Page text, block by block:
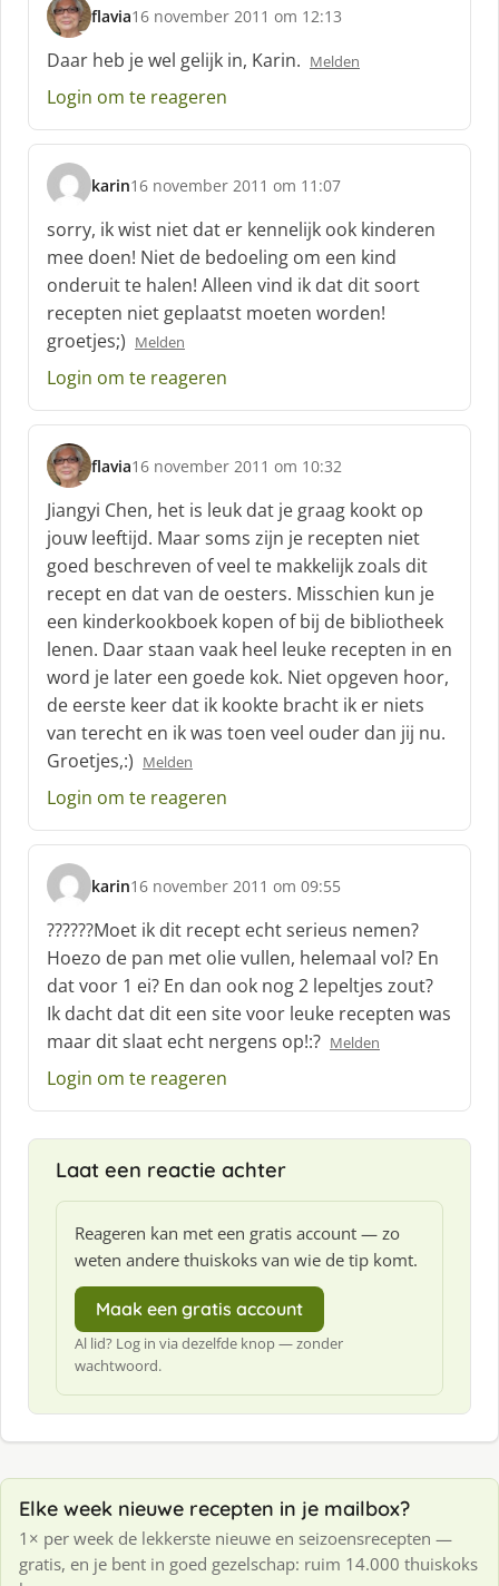
flavia
s
c
h
r
e
f
:
16 november 2011 om 12:13
Daar heb je wel gelijk in, Karin. Melden
Login om te reageren
karin
s
h
r
e
e
f
16 november 2011 om 11:07
sorry, ik wist niet dat er kennelijk ook kinderen
mee doen! Niet de bedoeling om een kind
onderuit te halen! Alleen vind ik dat dit soort
recepten niet geplaatst moeten worden!
groetjes;) Melden
Login om te reageren
flavia
s
c
h
r
e
e
f
:
16 november 2011 om 10:32
Jiangyi Chen, het is leuk dat je graag kookt op
jouw leeftijd. Maar soms zijn je recepten niet
goed beschreven of veel te makkelijk zoals dit
recept en dat van de oesters. Misschien kun je
een kinderkookboek kopen of bij de bibliotheek
lenen. Daar staan vaak heel leuke recepten in en
word je later een goede kok. Niet opgeven hoor,
de eerste keer dat ik kookte bracht ik er niets
van terecht en ik was toen veel ouder dan jij nu.
Groetjes,:) Melden
Login om te reageren
karin
s
c
h
r
e
e
f
16 november 2011 om 09:55
??????Moet ik dit recept echt serieus nemen?
Hoezo de pan met olie vullen, helemaal vol? En
dat voor 1 ei? En dan ook nog 2 lepeltjes zout?
Ik dacht dat dit een site voor leuke recepten was
maar dit slaat echt nergens op!:? Melden
Login om te reageren
Laat een reactie achter
Reageren kan met een gratis account — zo
weten andere thuiskoks van wie de tip komt.
Maak een gratis account
Al lid? Log in via dezelfde knop — zonder
wachtwoord.
Elke week nieuwe recepten in je mailbox?
1× per week de lekkerste nieuwe en seizoensrecepten —
gratis, en je bent in goed gezelschap: ruim 14.000 thuiskoks